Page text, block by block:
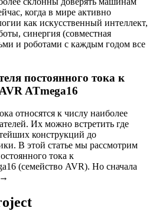
когда в мире активно
как искусственный интеллект,
синергия (совместная
и роботами с каждым годом все
постоянного тока к
ATmega16
относятся к числу наиболее
Их можно встретить где
конструкций до
В этой статье мы рассмотрим
тока к
(семейство AVR). Но сначала